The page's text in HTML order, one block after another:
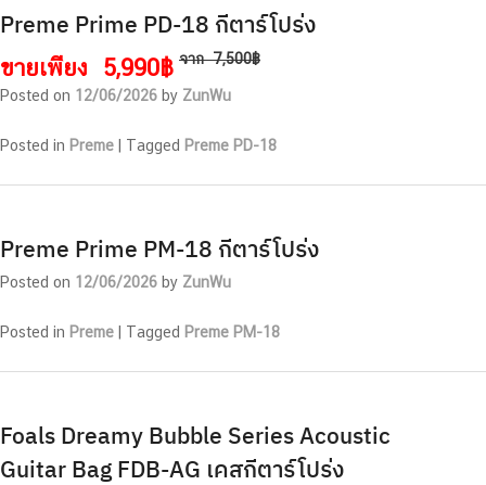
Preme Prime PD-18 กีตาร์โปร่ง
ขายเพียง 5,990฿ จาก7,500฿
Posted on 12/06/2026 by ZunWu
Posted in Preme | Tagged Preme PD-18
Preme Prime PM-18 กีตาร์โปร่ง
Posted on 12/06/2026 by ZunWu
Posted in Preme Tagged Preme PM-18
Foals Dreamy Bubble Series Acoustic
Guitar Bag FDB-AG เคสกีตาร์โปร่ง